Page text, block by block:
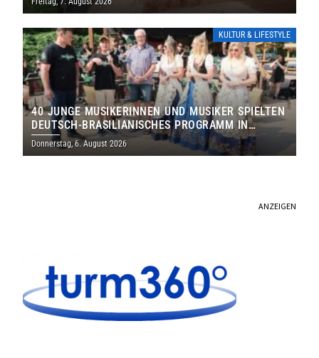
KULTUR & LIFESTYLE
40 JUNGE MUSIKERINNEN UND MUSIKER SPIELTEN
DEUTSCH-BRASILIANISCHES PROGRAMM IN
THOLEY
Donnerstag, 6. August 2026
ANZEIGEN